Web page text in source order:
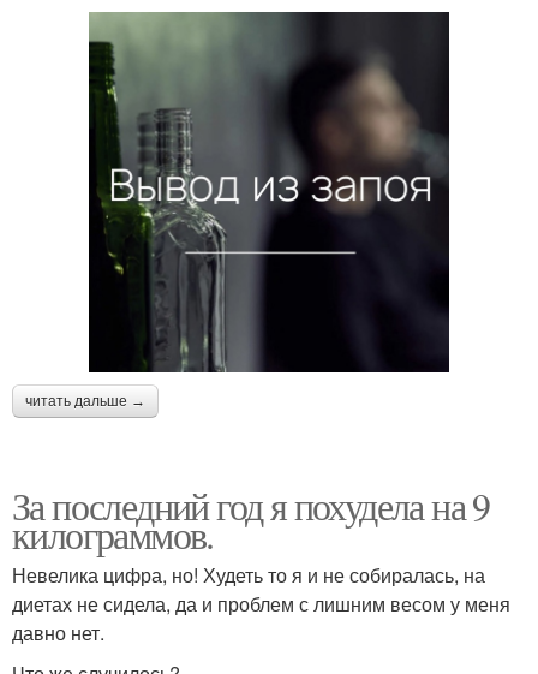
читать дальше →
За последний год я похудела на 9
килограммов.
Невелика цифра, но! Худеть то я и не собиралась, на
диетах не сидела, да и проблем с лишним весом у меня
давно нет.